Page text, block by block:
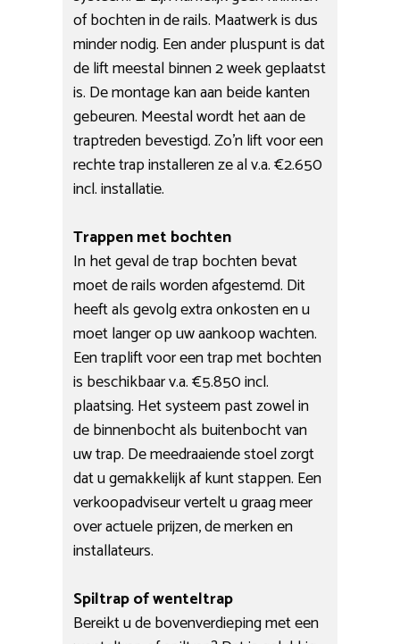
of bochten in de rails. Maatwerk is dus
minder nodig. Een ander pluspunt is dat
de lift meestal binnen 2 week geplaatst
is. De montage kan aan beide kanten
gebeuren. Meestal wordt het aan de
traptreden bevestigd. Zo’n lift voor een
rechte trap installeren ze al v.a. €2.650
incl. installatie.
Trappen met bochten
In het geval de trap bochten bevat
moet de rails worden afgestemd. Dit
heeft als gevolg extra onkosten en u
moet langer op uw aankoop wachten.
Een traplift voor een trap met bochten
is beschikbaar v.a. €5.850 incl.
plaatsing. Het systeem past zowel in
de binnenbocht als buitenbocht van
uw trap. De meedraaiende stoel zorgt
dat u gemakkelijk af kunt stappen. Een
verkoopadviseur vertelt u graag meer
over actuele prijzen, de merken en
installateurs.
Spiltrap of wenteltrap
Bereikt u de bovenverdieping met een